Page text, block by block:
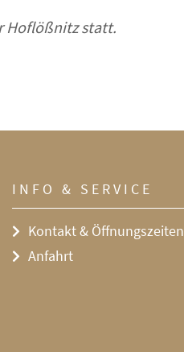
Hoflößnitz statt.
INFO & SERVICE
Kontakt & Öffnungszeiten
Anfahrt